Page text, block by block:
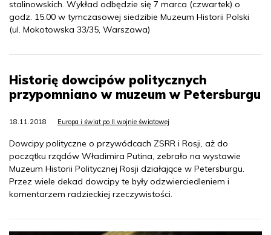
stalinowskich. Wykład odbędzie się 7 marca (czwartek) o
godz. 15.00 w tymczasowej siedzibie Muzeum Historii Polski
(ul. Mokotowska 33/35, Warszawa)
Historię dowcipów politycznych
przypomniano w muzeum w Petersburgu
18.11.2018 Europa i świat po II wojnie światowej
Dowcipy polityczne o przywódcach ZSRR i Rosji, aż do
początku rządów Władimira Putina, zebrało na wystawie
Muzeum Historii Politycznej Rosji działające w Petersburgu.
Przez wiele dekad dowcipy te były odzwierciedleniem i
komentarzem radzieckiej rzeczywistości.